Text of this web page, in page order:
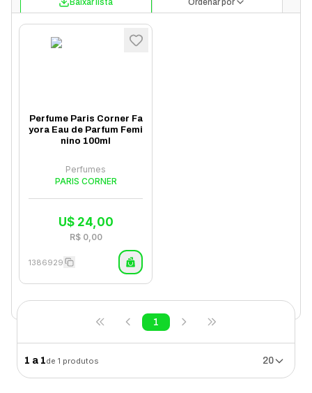
Baixar lista Ordenar por
Perfume Paris Corner Fa
yora Eau de Parfum Femi
nino 100ml
Perfumes
PARIS CORNER
U$ 24,00
R$ 0,00
1386929
1
1 a 1de1 produtos 20